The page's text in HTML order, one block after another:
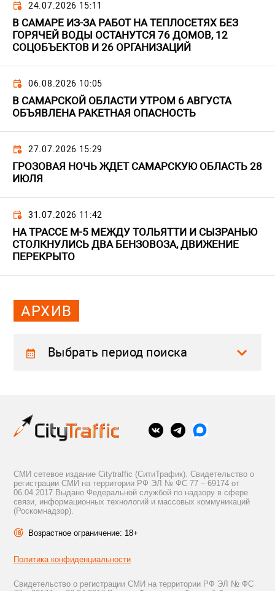
24.07.2026 15:11
В САМАРЕ ИЗ-ЗА РАБОТ НА ТЕПЛОСЕТЯХ БЕЗ
ГОРЯЧЕЙ ВОДЫ ОСТАНУТСЯ 76 ДОМОВ, 12
СОЦОБЪЕКТОВ И 26 ОРГАНИЗАЦИЙ
06.08.2026 10:05
В САМАРСКОЙ ОБЛАСТИ УТРОМ 6 АВГУСТА
ОБЪЯВЛЕНА РАКЕТНАЯ ОПАСНОСТЬ
27.07.2026 15:29
ГРОЗОВАЯ НОЧЬ ЖДЕТ САМАРСКУЮ ОБЛАСТЬ 28
ИЮЛЯ
31.07.2026 11:42
НА ТРАССЕ М-5 МЕЖДУ ТОЛЬЯТТИ И СЫЗРАНЬЮ
СТОЛКНУЛИСЬ ДВА БЕНЗОВОЗА, ДВИЖЕНИЕ
ПЕРЕКРЫТО
АРХИВ
Выбрать период поиска
СМИ сетевое издание Citytraffic (СитиТрафик). Свидетельство о
регистрации СМИ на территории РФ ЭЛ № ФС 77 – 69174 от
06.04.2017 Выдано Федеральной службой по надзору в сфере
связи, информационных технологий и массовых коммуникаций
(Роскомнадзор).
Возрастное ограничение: 18+
Политика конфиденциальности
Свидетельство о регистрации СМИ на территории РФ ЭЛ № ФС